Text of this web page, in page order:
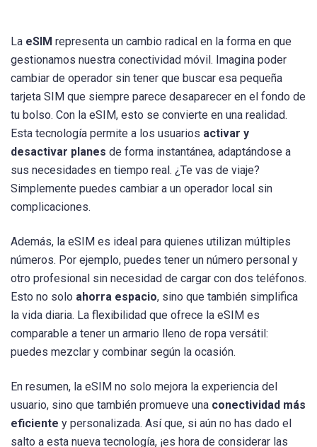
La eSIM representa un cambio radical en la forma en que
gestionamos nuestra conectividad móvil. Imagina poder
cambiar de operador sin tener que buscar esa pequeña
tarjeta SIM que siempre parece desaparecer en el fondo de
tu bolso. Con la eSIM, esto se convierte en una realidad.
Esta tecnología permite a los usuarios activar y
desactivar planes de forma instantánea, adaptándose a
sus necesidades en tiempo real. ¿Te vas de viaje?
Simplemente puedes cambiar a un operador local sin
complicaciones.
Además, la eSIM es ideal para quienes utilizan múltiples
números. Por ejemplo, puedes tener un número personal y
otro profesional sin necesidad de cargar con dos teléfonos.
Esto no solo ahorra espacio, sino que también simplifica
la vida diaria. La flexibilidad que ofrece la eSIM es
comparable a tener un armario lleno de ropa versátil:
puedes mezclar y combinar según la ocasión.
En resumen, la eSIM no solo mejora la experiencia del
usuario, sino que también promueve una conectividad más
eficiente y personalizada. Así que, si aún no has dado el
salto a esta nueva tecnología, ¡es hora de considerar las